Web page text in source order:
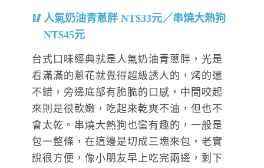
人氣奶油青蔥胖 NT$33元／串燒大熱狗
NT$45元
台式口味經典就是人氣奶油青蔥胖，光是
看滿滿的蔥花就覺得超級誘人的，烤的還
不錯，旁邊底部有脆脆的口感，中間咬起
來則是很軟嫩，吃起來乾爽不油，但也不
會太乾。串燒大熱狗也蠻有趣的，一般是
包一整條，在這邊是切成三塊來包，老實
說很方便，像小朋友早上吃完兩邊，剩下